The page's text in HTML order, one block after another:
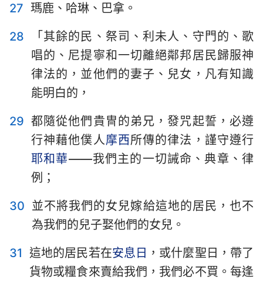
1 2 3 4 5
8
9 10 11 12 13
27 瑪鹿、哈琳、巴拿。
28
「其餘的民、祭司、利未人、守門的、歌
唱的、尼提寧和一切離絕鄰邦居民歸服神
律法的，並他們的妻子、兒女，凡有知識
能明白的，
29 都隨從他們貴冑的弟兄，發咒起誓，必遵
行神藉他僕人摩西所傳的律法，謹守遵行
耶和華——我們主的一切誡命、典章、律
例；
30 並不將我們的女兒嫁給這地的居民，也不
為我們的兒子娶他們的女兒。
31 這地的居民若在安息日 ，或什麼聖日，帶了
貨物或糧食來賣給我們，我們必不買。每逢